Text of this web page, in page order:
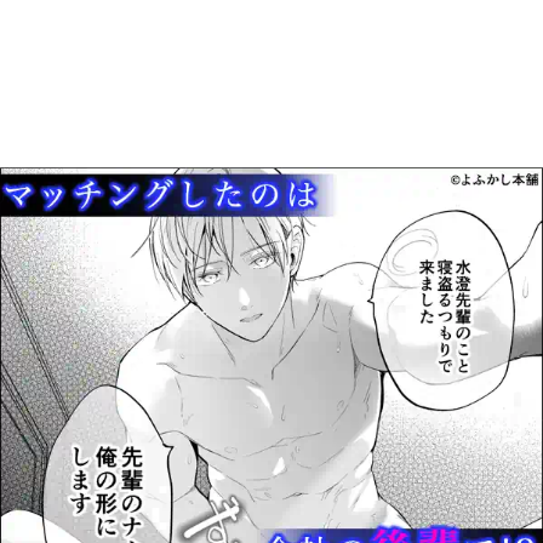
スポンサーリンク